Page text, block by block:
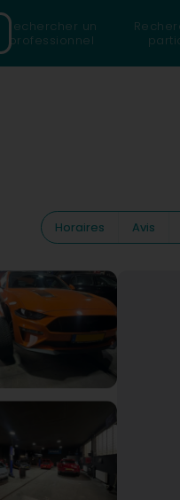
Rechercher un
professionnel
Horaires Avis